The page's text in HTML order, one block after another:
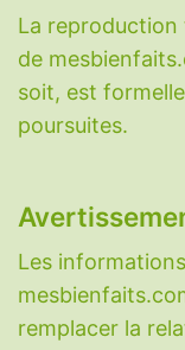
La
de
soit, est
poursuites.
Les
remplacer la